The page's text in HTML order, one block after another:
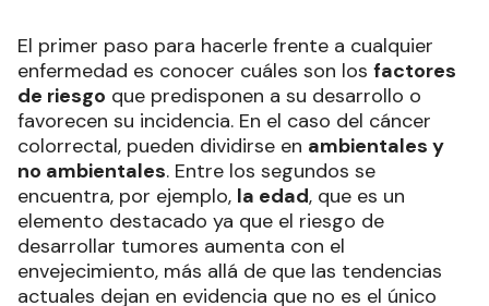
El primer paso para hacerle frente a cualquier
enfermedad es conocer cuáles son los factores
de riesgo que predisponen a su desarrollo o
favorecen su incidencia. En el caso del cáncer
colorrectal, pueden dividirse en ambientales y
no ambientales. Entre los segundos se
encuentra, por ejemplo, la edad, que es un
elemento destacado ya que el riesgo de
desarrollar tumores aumenta con el
envejecimiento, más allá de que las tendencias
actuales dejan en evidencia que no es el único